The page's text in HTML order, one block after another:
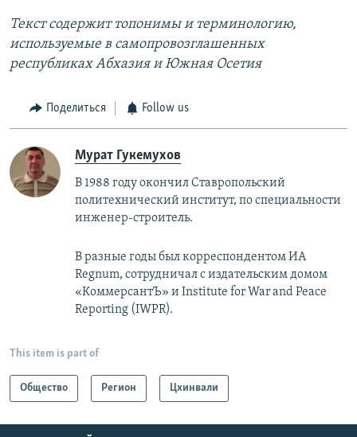
Текст содержит топонимы и терминологию,
используемые в самопровозглашенных
республиках Абхазия и Южная Осетия
Поделиться Follow us
Мурат Гукемухов
В 1988 году окончил Ставропольский
политехнический институт, по специальности
инженер-строитель.
В разные годы был корреспондентом ИА
Regnum, сотрудничал с издательским домом
«КоммерсантЪ» и ​Institute for War and Peace
Reporting (IWPR).
This item is part of
Общество Регион Цхинвали